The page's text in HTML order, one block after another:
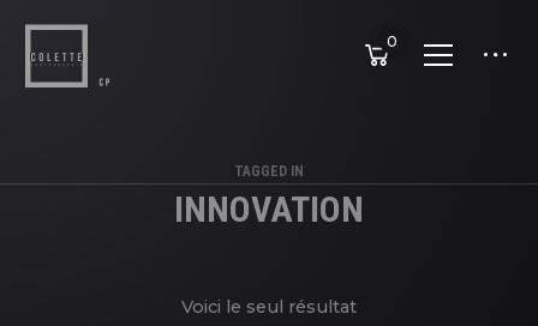
0
TAGGED IN
INNOVATION
Voici le seul résultat